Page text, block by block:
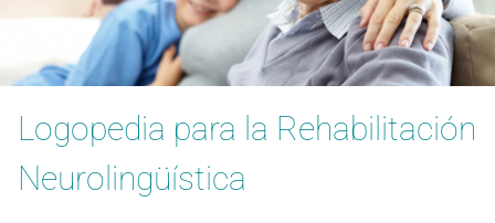
Logopedia para la Rehabilitación
Neurolingüística